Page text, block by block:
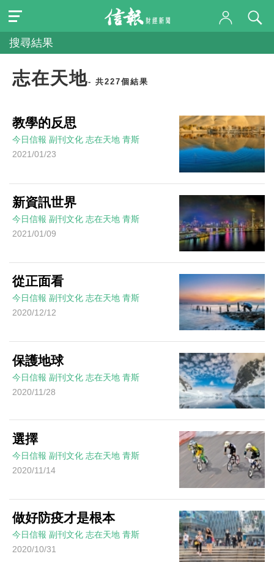
搜尋結果
志在天地- 共227個結果
教學的反思
今日信報 副刊文化 志在天地 青斯
2021/01/23
新資訊世界
今日信報 副刊文化 志在天地 青斯
2021/01/09
從正面看
今日信報 副刊文化 志在天地 青斯
2020/12/12
保護地球
今日信報 副刊文化 志在天地 青斯
2020/11/28
選擇
今日信報 副刊文化 志在天地 青斯
2020/11/14
做好防疫才是根本
今日信報 副刊文化 志在天地 青斯
2020/10/31